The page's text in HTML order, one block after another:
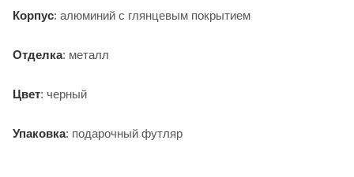
Корпус: алюминий с глянцевым покрытием
Отделка: металл
Цвет: черный
Упаковка: подарочный футляр